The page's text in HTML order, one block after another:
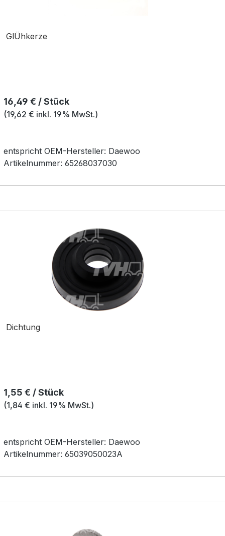
GlÜhkerze
Regulärer Preis:
16,49 € / Stück
(19,62 € inkl. 19% MwSt.)
entspricht OEM-Hersteller: Daewoo
Artikelnummer: 65268037030
Dichtung
Regulärer Preis:
1,55 € / Stück
(1,84 € inkl. 19% MwSt.)
entspricht OEM-Hersteller: Daewoo
Artikelnummer: 65039050023A